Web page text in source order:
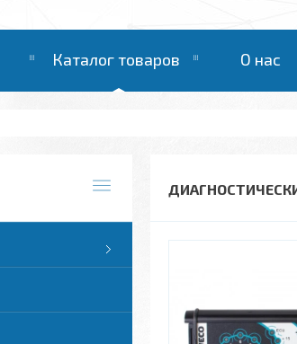
Каталог товаров О нас